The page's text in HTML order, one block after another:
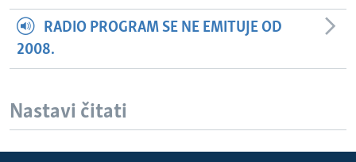
RADIO PROGRAM SE NE EMITUJE OD
2008.
Nastavi čitati